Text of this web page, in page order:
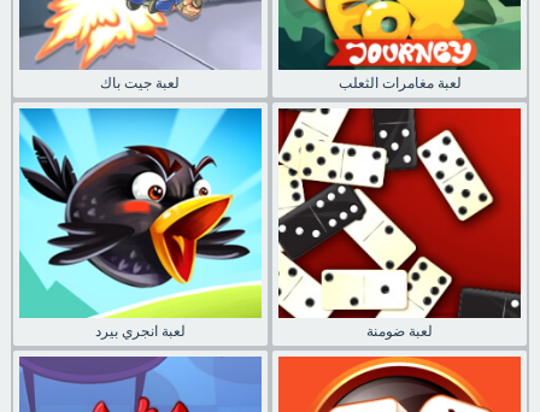
لعبة جيت باك لعبة مغامرات الثعلب
لعبة انجري بيرد لعبة ضومنة